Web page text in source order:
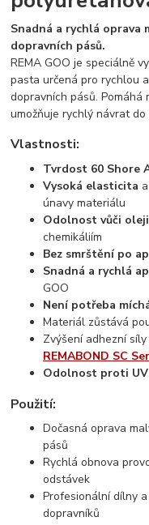
Snadná a rychlá oprava
dopravních pásů.
REMA GOO je speciálně
pasta určená pro rychlou
dopravních pásů.
umožňuje rychlý návrat do
Vlastnosti:
Tvrdost 60 Shore
Vysoká elasticita
únavy materiálu
Odolnost vůči
chemikáliím
Bez smrštění po
Snadná a rychlá
GOO
Není potřeba
Materiál zůstává
Zvýšení adhezní
REMABOND SC
Odolnost proti
Použití:
Dočasná oprava
pásů
Rychlá obnova
odstávek
Profesionální dílny
dopravníků